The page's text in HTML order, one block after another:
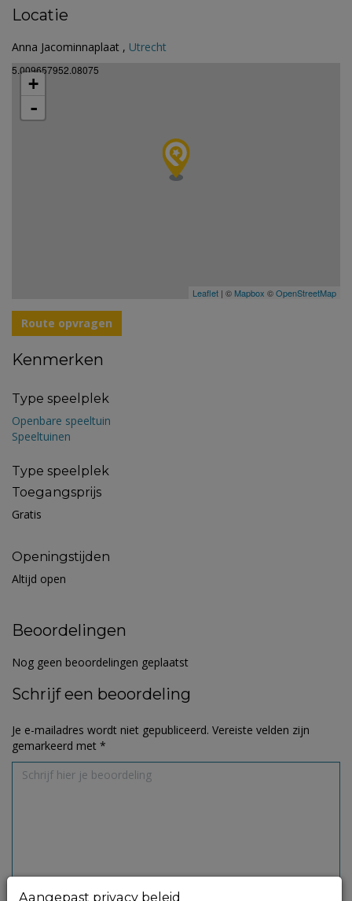
Locatie
Anna Jacominnaplaat , Utrecht
5.009657952.08075
+
-
Leaflet | © Mapbox ©OpenStreetMap
Route opvragen
Kenmerken
Type speelplek
Openbare speeltuin
Speeltuinen
Type speelplek
Toegangsprijs
Gratis
Openingstijden
Altijd open
Beoordelingen
Nog geen beoordelingen geplaatst
Schrijf een beoordeling
Je e-mailadres wordt niet gepubliceerd. Vereiste velden zijn
gemarkeerd met *
Aangepast privacy beleid